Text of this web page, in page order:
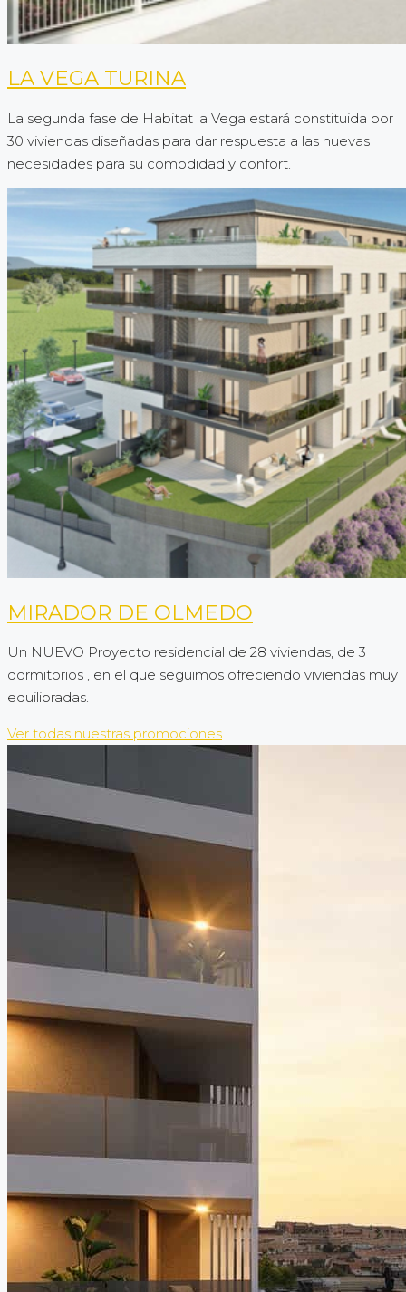
LA VEGA TURINA
La segunda fase de Habitat la Vega estará constituida por
30 viviendas diseñadas para dar respuesta a las nuevas
necesidades para su comodidad y confort.
MIRADOR DE OLMEDO
Un NUEVO Proyecto residencial de 28 viviendas, de 3
dormitorios , en el que seguimos ofreciendo viviendas muy
equilibradas.
Ver todas nuestras promociones